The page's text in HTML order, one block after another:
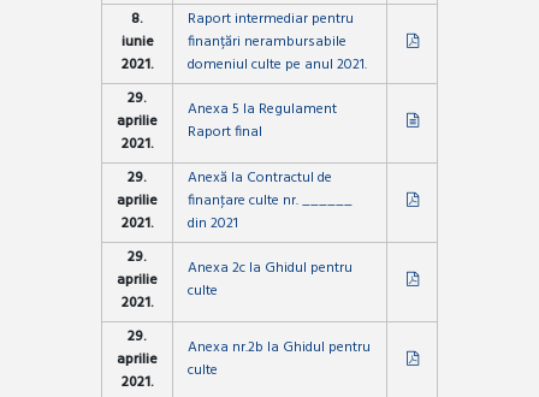
8.
iunie
2021.
Raport intermediar pentru
finanțări nerambursabile
domeniul culte pe anul 2021.
29.
aprilie
2021.
Anexa 5 la Regulament
Raport final
29.
aprilie
2021.
Anexă la Contractul de
finanţare culte nr. ______
din 2021
29.
aprilie
2021.
Anexa 2c la Ghidul pentru
culte
29.
aprilie
2021.
Anexa nr.2b la Ghidul pentru
culte